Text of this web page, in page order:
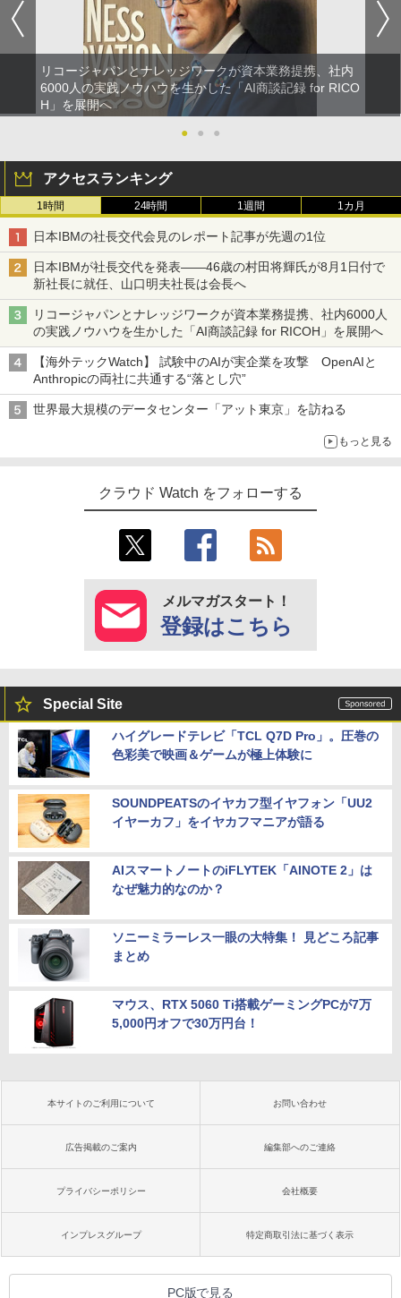
リコージャパンとナレッジワークが資本業務提携、社内
6000人の実践ノウハウを生かした「AI商談記録 for RICO
H」を展開へ
●
● ●
アクセスランキング
1時間 24時間 1週間 1カ月
日本IBMの社長交代会見のレポート記事が先週の1位
日本IBMが社長交代を発表――46歳の村田将輝氏が8月1日付で
新社長に就任、山口明夫社長は会長へ
リコージャパンとナレッジワークが資本業務提携、社内6000人
の実践ノウハウを生かした「AI商談記録 for RICOH」を展開へ
【海外テックWatch】 試験中のAIが実企業を攻撃 OpenAIと
Anthropicの両社に共通する“落とし穴”
世界最大規模のデータセンター「アット東京」を訪ねる
もっと見る
クラウド Watch をフォローする
メルマガスタート！
登録はこちら
Special Site
ハイグレードテレビ「TCL Q7D Pro」。圧巻の
色彩美で映画＆ゲームが極上体験に
SOUNDPEATSのイヤカフ型イヤフォン「UU2
イヤーカフ」をイヤカフマニアが語る
AIスマートノートのiFLYTEK「AINOTE 2」は
なぜ魅力的なのか？
ソニーミラーレス一眼の大特集！ 見どころ記事
まとめ
マウス、RTX 5060 Ti搭載ゲーミングPCが7万
5,000円オフで30万円台！
本サイトのご利用について お問い合わせ
広告掲載のご案内 編集部へのご連絡
プライバシーポリシー 会社概要
インプレスグループ 特定商取引法に基づく表示
PC版で見る